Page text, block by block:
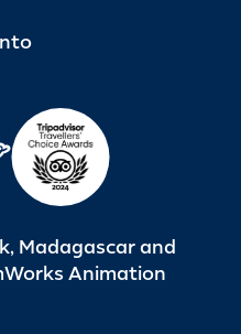
Madagascar and
Animation